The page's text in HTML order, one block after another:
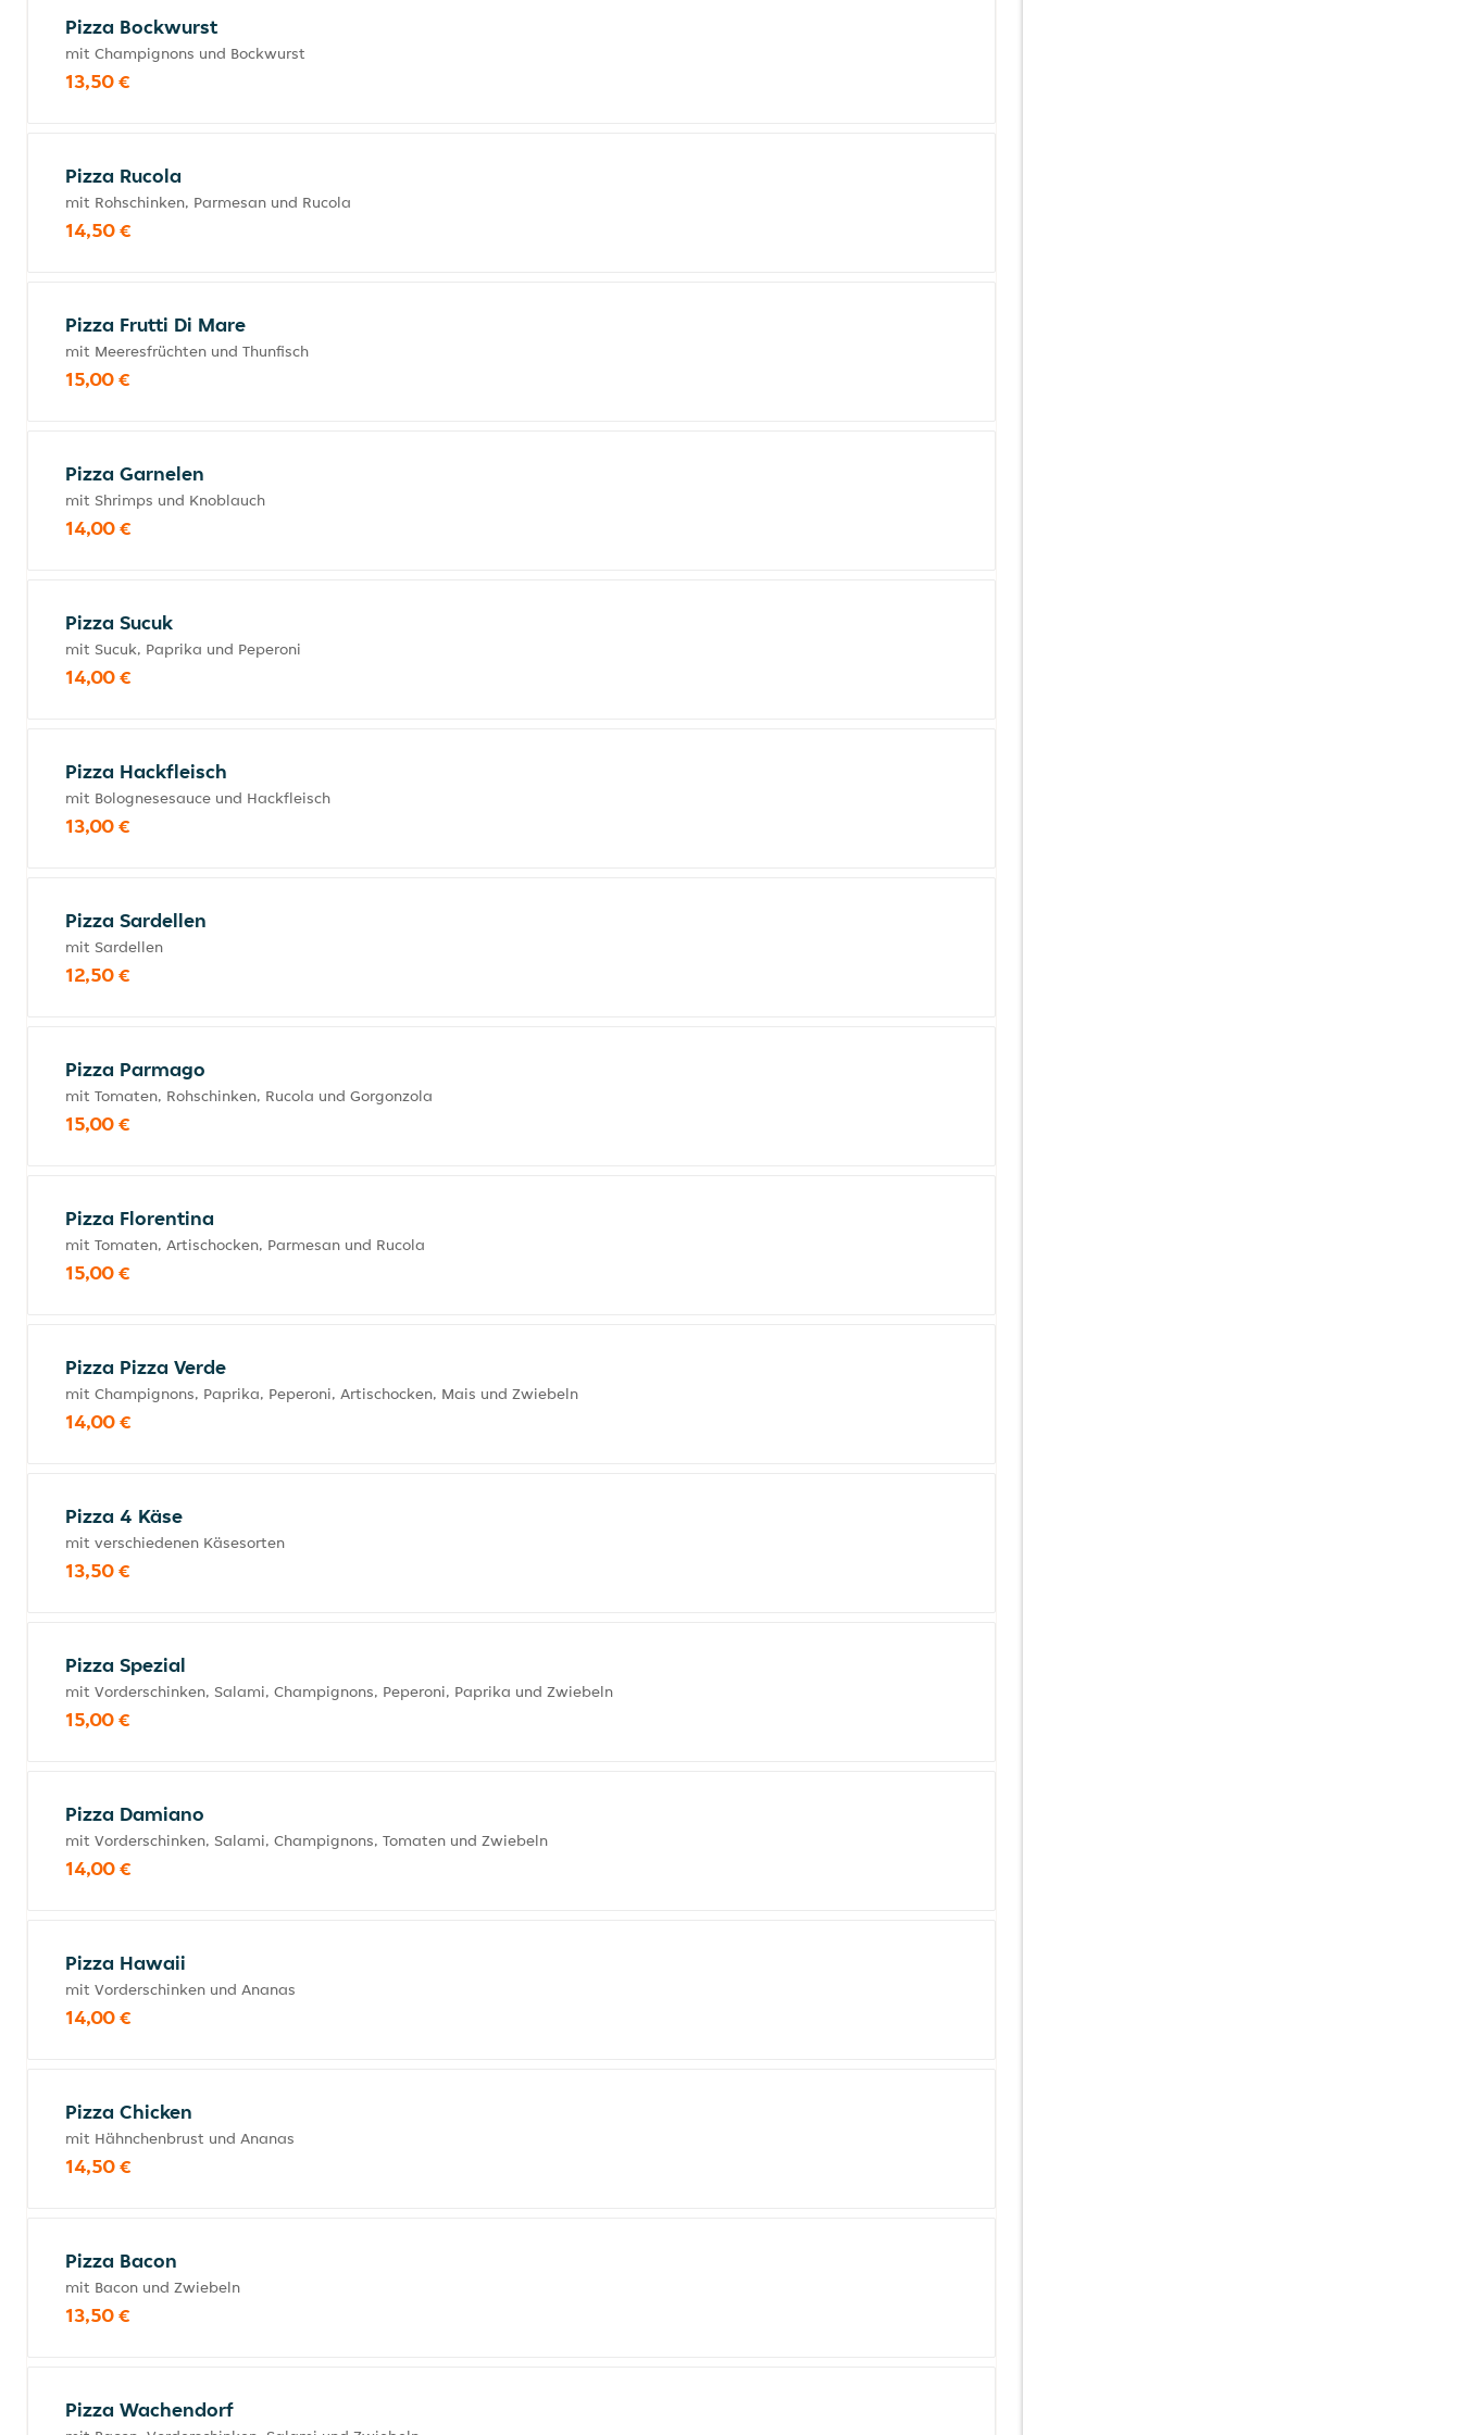
Pizza Bockwurst
mit Champignons und Bockwurst
13,50 €
Pizza Rucola
mit Rohschinken, Parmesan und Rucola
14,50 €
Pizza Frutti Di Mare
mit Meeresfrüchten und Thunfisch
15,00 €
Pizza Garnelen
mit Shrimps und Knoblauch
14,00 €
Pizza Sucuk
mit Sucuk, Paprika und Peperoni
14,00 €
Pizza Hackfleisch
mit Bolognesesauce und Hackfleisch
13,00 €
Pizza Sardellen
mit Sardellen
12,50 €
Pizza Parmago
mit Tomaten, Rohschinken, Rucola und Gorgonzola
15,00 €
Pizza Florentina
mit Tomaten, Artischocken, Parmesan und Rucola
15,00 €
Pizza Pizza Verde
mit Champignons, Paprika, Peperoni, Artischocken, Mais und Zwiebeln
14,00 €
Pizza 4 Käse
mit verschiedenen Käsesorten
13,50 €
Pizza Spezial
mit Vorderschinken, Salami, Champignons, Peperoni, Paprika und Zwiebeln
15,00 €
Pizza Damiano
mit Vorderschinken, Salami, Champignons, Tomaten und Zwiebeln
14,00 €
Pizza Hawaii
mit Vorderschinken und Ananas
14,00 €
Pizza Chicken
mit Hähnchenbrust und Ananas
14,50 €
Pizza Bacon
mit Bacon und Zwiebeln
13,50 €
Pizza Wachendorf